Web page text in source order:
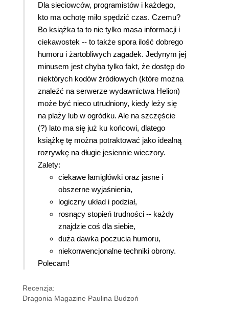
Dla sieciowców, programistów i każdego,
kto ma ochotę miło spędzić czas. Czemu?
Bo książka ta to nie tylko masa informacji i
ciekawostek -- to także spora ilość dobrego
humoru i żartobliwych zagadek. Jedynym jej
minusem jest chyba tylko fakt, że dostęp do
niektórych kodów źródłowych (które można
znaleźć na serwerze wydawnictwa Helion)
może być nieco utrudniony, kiedy leży się
na plaży lub w ogródku. Ale na szczęście
(?) lato ma się już ku końcowi, dlatego
książkę tę można potraktować jako idealną
rozrywkę na długie jesiennie wieczory.
Zalety:
ciekawe łamigłówki oraz jasne i
obszerne wyjaśnienia,
logiczny układ i podział,
rosnący stopień trudności -- każdy
znajdzie coś dla siebie,
duża dawka poczucia humoru,
niekonwencjonalne techniki obrony.
Polecam!
Recenzja:
Dragonia Magazine Paulina Budzoń